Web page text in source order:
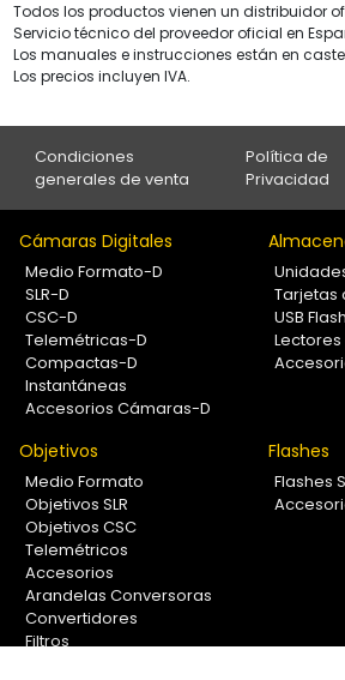
Todos los productos vienen un distribuidor
Servicio técnico del proveedor oficial en
Los manuales e instrucciones están en
Los precios incluyen IVA.
Condiciones
generales de venta
Política de
Privacidad
Cámaras Digitales
Medio Formato-D
SLR-D
CSC-D
Telemétricas-D
Compactas-D
Instantáneas
Accesorios Cámaras-D
Tarjetas
USB
Objetivos
Medio Formato
Objetivos SLR
Objetivos CSC
Telemétricos
Accesorios
Arandelas Conversoras
Convertidores
Filtros
Flashes
Flashes